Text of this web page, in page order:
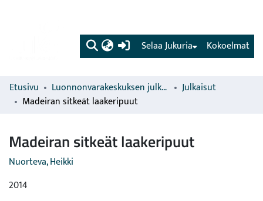
(current) Kokoelmat
Selaa Jukuria
Etusivu Luonnonvarakeskuksen julkaisut
Julkaisut
Madeiran sitkeät laakeripuut
Madeiran sitkeät laakeripuut
Nuorteva, Heikki
2014